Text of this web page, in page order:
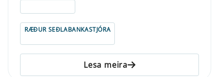
RÆÐUR SEÐLABANKASTJÓRA
Lesa meira